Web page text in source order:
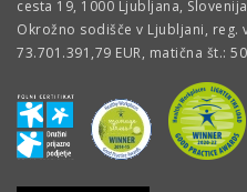
cesta 19, 1000 Ljubljana,
Okrožno sodišče v Ljubljani, reg.
73.701.391,79 EUR, matična št.: